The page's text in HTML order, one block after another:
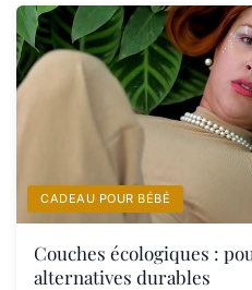
CADEAU POUR BÉBÉ
Couches écologiques :
alternatives durables